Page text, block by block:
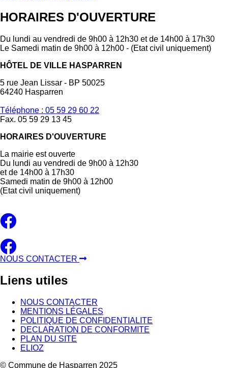
HORAIRES D'OUVERTURE
Du lundi au vendredi de 9h00 à 12h30 et de 14h00 à 17h30
Le Samedi matin de 9h00 à 12h00 - (Etat civil uniquement)
HÔTEL DE VILLE HASPARREN
5 rue Jean Lissar - BP 50025
64240 Hasparren
Téléphone : 05 59 29 60 22
Fax. 05 59 29 13 45
HORAIRES D'OUVERTURE
La mairie est ouverte
Du lundi au vendredi de 9h00 à 12h30
et de 14h00 à 17h30
Samedi matin de 9h00 à 12h00
(Etat civil uniquement)
NOUS CONTACTER
Liens utiles
NOUS CONTACTER
MENTIONS LÉGALES
POLITIQUE DE CONFIDENTIALITE
DECLARATION DE CONFORMITE
PLAN DU SITE
ELIOZ
© Commune de Hasparren 2025